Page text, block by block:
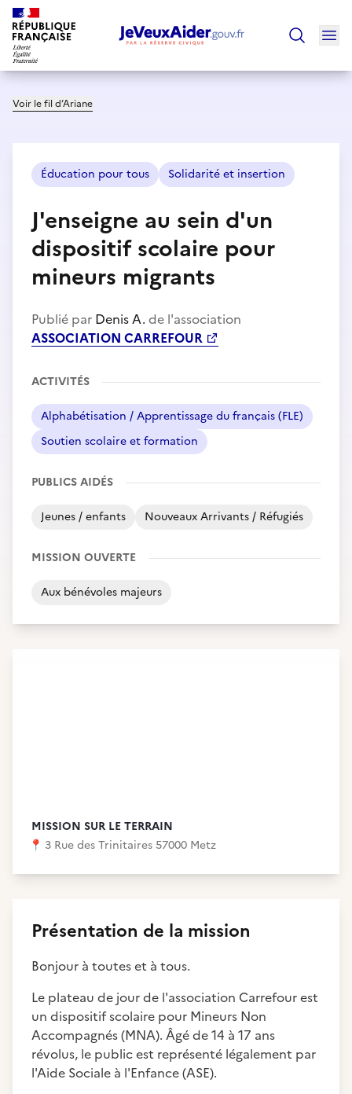
Voir le fil d’Ariane
Éducation pour tous Solidarité et insertion
J'enseigne au sein d'un
dispositif scolaire pour
mineurs migrants
Publié par Denis A. de l'association
ASSOCIATION CARREFOUR
ACTIVITÉS
Alphabétisation / Apprentissage du français (FLE)
Soutien scolaire et formation
PUBLICS AIDÉS
Jeunes / enfants Nouveaux Arrivants / Réfugiés
MISSION OUVERTE
Aux bénévoles majeurs
MISSION SUR LE TERRAIN
📍 3 Rue des Trinitaires 57000 Metz
Présentation de la mission
Bonjour à toutes et à tous.
Le plateau de jour de l'association Carrefour est
un dispositif scolaire pour Mineurs Non
Accompagnés (MNA). Âgé de 14 à 17 ans
révolus, le public est représenté légalement par
l'Aide Sociale à l'Enfance (ASE).